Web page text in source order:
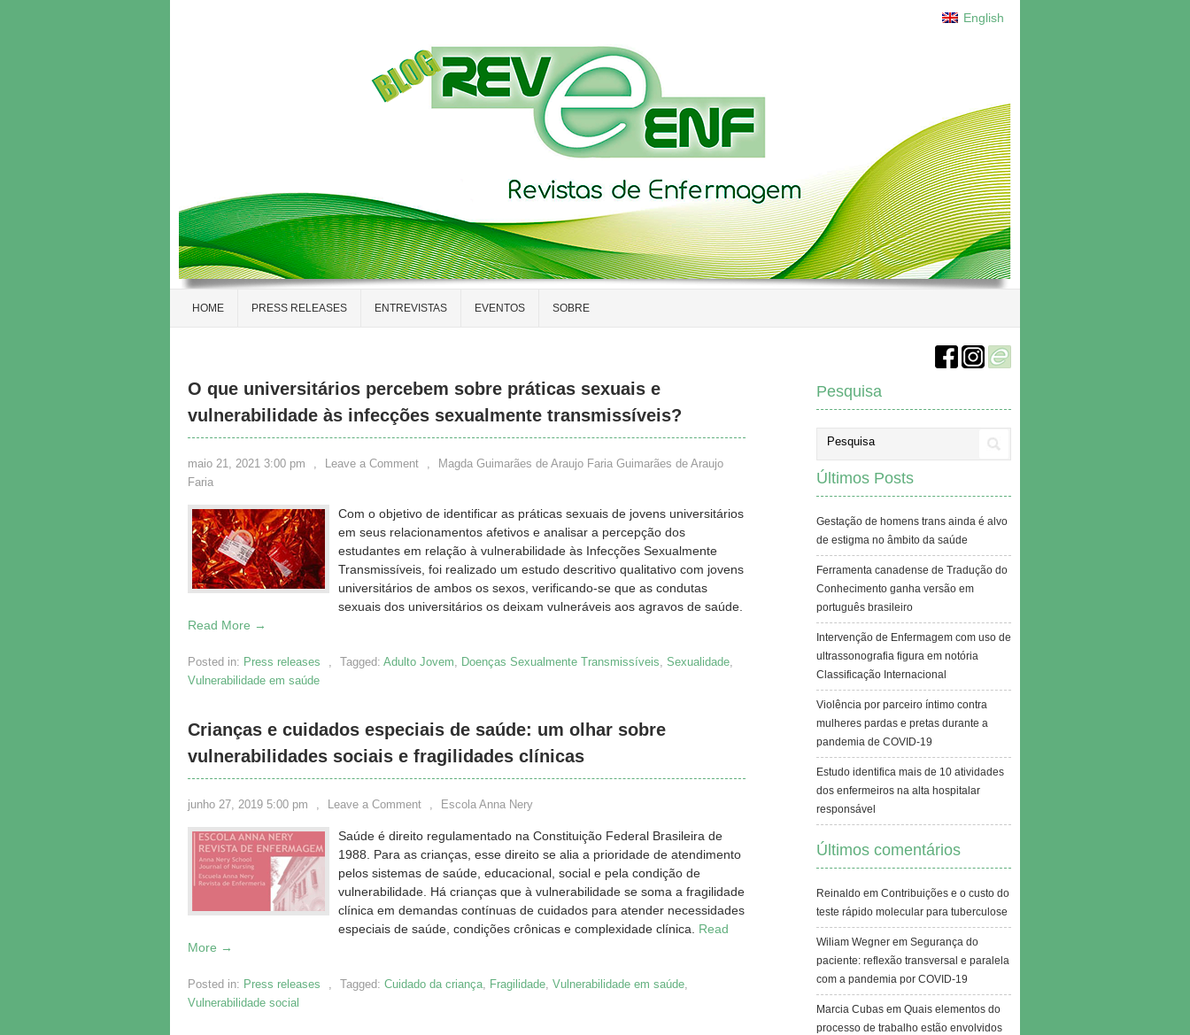
English
HOME PRESS RELEASES ENTREVISTAS EVENTOS SOBRE
O que universitários percebem sobre práticas sexuais e
vulnerabilidade às infecções sexualmente transmissíveis?
maio 21, 2021 3:00 pm , Leave a Comment ,
Magda Guimarães de Araujo Faria Guimarães de Araujo
Faria
Com o objetivo de identificar as práticas sexuais de jovens universitários
em seus relacionamentos afetivos e analisar a percepção dos
estudantes em relação à vulnerabilidade às Infecções Sexualmente
Transmissíveis, foi realizado um estudo descritivo qualitativo com jovens
universitários de ambos os sexos, verificando-se que as condutas
sexuais dos universitários os deixam vulneráveis aos agravos de saúde.
Read More →
Posted in: Press releases , Tagged: Adulto Jovem, Doenças Sexualmente Transmissíveis, Sexualidade,
Vulnerabilidade em saúde
Crianças e cuidados especiais de saúde: um olhar sobre
vulnerabilidades sociais e fragilidades clínicas
junho 27, 2019 5:00 pm , Leave a Comment , Escola Anna Nery
Saúde é direito regulamentado na Constituição Federal Brasileira de
1988. Para as crianças, esse direito se alia a prioridade de atendimento
pelos sistemas de saúde, educacional, social e pela condição de
vulnerabilidade. Há crianças que à vulnerabilidade se soma a fragilidade
clínica em demandas contínuas de cuidados para atender necessidades
especiais de saúde, condições crônicas e complexidade clínica. Read
More →
Posted in: Press releases , Tagged: Cuidado da criança, Fragilidade, Vulnerabilidade em saúde,
Vulnerabilidade social
Pesquisa
Últimos Posts
Gestação de homens trans ainda é alvo
de estigma no âmbito da saúde
Ferramenta canadense de Tradução do
Conhecimento ganha versão em
português brasileiro
Intervenção de Enfermagem com uso de
ultrassonografia figura em notória
Classificação Internacional
Violência por parceiro íntimo contra
mulheres pardas e pretas durante a
pandemia de COVID-19
Estudo identifica mais de 10 atividades
dos enfermeiros na alta hospitalar
responsável
Últimos comentários
Reinaldo em Contribuições e o custo do
teste rápido molecular para tuberculose
Wiliam Wegner em Segurança do
paciente: reflexão transversal e paralela
com a pandemia por COVID-19
Marcia Cubas em Quais elementos do
processo de trabalho estão envolvidos